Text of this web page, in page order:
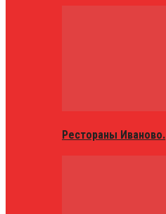
Рестораны Иваново.